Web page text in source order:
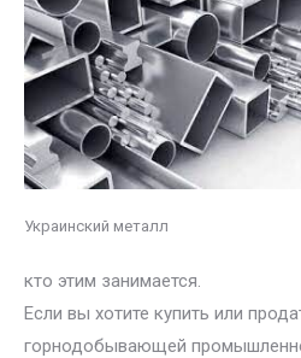
Украинский металл
кто этим занимается.
Если вы хотите купить или
горнодобывающей